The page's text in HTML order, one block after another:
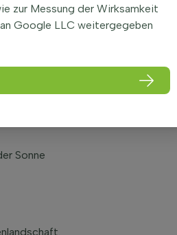
und
Sie
als
duftend
Sonne
zur Messung der Wirksamkeit
Google LLC weitergegeben